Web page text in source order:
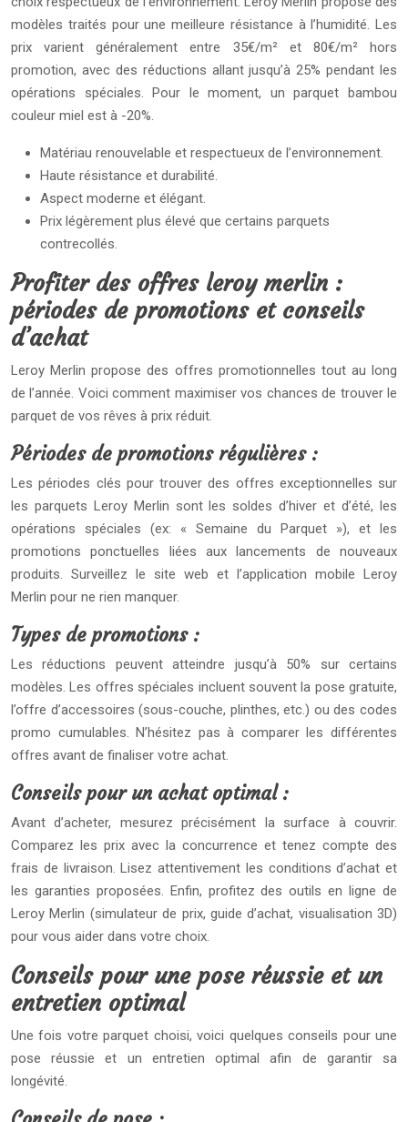
modèles traités pour une meilleure résistance à l’humidité. Les
prix varient généralement entre 35€/m² et 80€/m² hors
promotion, avec des réductions allant jusqu’à 25% pendant les
opérations spéciales. Pour le moment, un parquet bambou
couleur miel est à -20%.
Matériau renouvelable et respectueux de l’environnement.
Haute résistance et durabilité.
Aspect moderne et élégant.
Prix légèrement plus élevé que certains parquets
contrecollés.
Profiter des offres leroy merlin :
périodes de promotions et conseils
d’achat
Leroy Merlin propose des offres promotionnelles tout au long
de l’année. Voici comment maximiser vos chances de trouver le
parquet de vos rêves à prix réduit.
Périodes de promotions régulières :
Les périodes clés pour trouver des offres exceptionnelles sur
les parquets Leroy Merlin sont les soldes d’hiver et d’été, les
opérations spéciales (ex: « Semaine du Parquet »), et les
promotions ponctuelles liées aux lancements de nouveaux
produits. Surveillez le site web et l’application mobile Leroy
Merlin pour ne rien manquer.
Types de promotions :
Les réductions peuvent atteindre jusqu’à 50% sur certains
modèles. Les offres spéciales incluent souvent la pose gratuite,
l’offre d’accessoires (sous-couche, plinthes, etc.) ou des codes
promo cumulables. N’hésitez pas à comparer les différentes
offres avant de finaliser votre achat.
Conseils pour un achat optimal :
Avant d’acheter, mesurez précisément la surface à couvrir.
Comparez les prix avec la concurrence et tenez compte des
frais de livraison. Lisez attentivement les conditions d’achat et
les garanties proposées. Enfin, profitez des outils en ligne de
Leroy Merlin (simulateur de prix, guide d’achat, visualisation 3D)
pour vous aider dans votre choix.
Conseils pour une pose réussie et un
entretien optimal
Une fois votre parquet choisi, voici quelques conseils pour une
pose réussie et un entretien optimal afin de garantir sa
longévité.